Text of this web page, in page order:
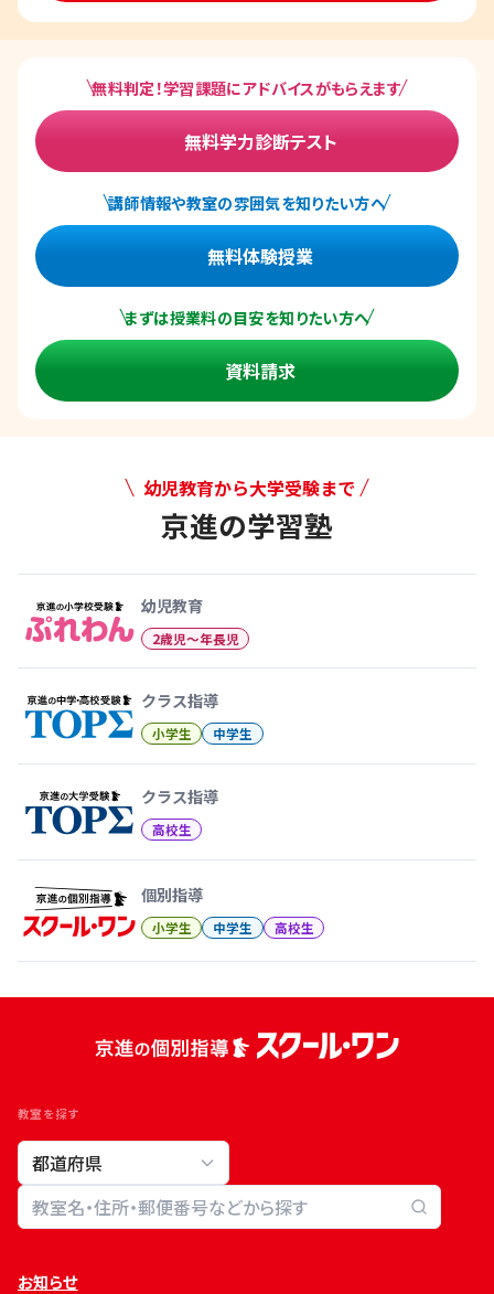
無料判定！学習課題にアドバイスがもらえます
無料学力診断テスト
講師情報や教室の雰囲気を知りたい方へ
無料体験授業
まずは授業料の目安を知りたい方へ
資料請求
幼児教育から大学受験まで
京進の学習塾
幼児教育
2歳児〜年長児
クラス指導
小学生 中学生
クラス指導
高校生
個別指導
小学生 中学生 高校生
教室を探す
教室検索
お知らせ